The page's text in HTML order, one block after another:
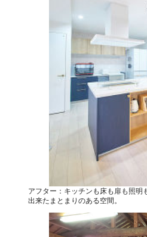
アフター：キッチンも床も扉も照明
出来たまとまりのある空間。